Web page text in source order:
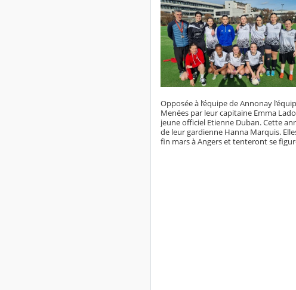
Opposée à l’équipe de Annonay
Menées par leur capitaine Emma
jeune officiel Etienne Duban. Cette
de leur gardienne Hanna Marquis.
fin mars à Angers et tenteront se